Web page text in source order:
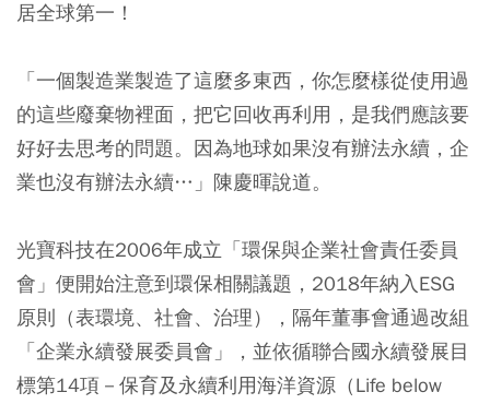
居全球第一！
「一個製造業製造了這麼多東西，你怎麼樣從使用過
的這些廢棄物裡面，把它回收再利用，是我們應該要
好好去思考的問題。因為地球如果沒有辦法永續，企
業也沒有辦法永續…」陳慶暉說道。
光寶科技在2006年成立「環保與企業社會責任委員
會」便開始注意到環保相關議題，2018年納入ESG
原則（表環境、社會、治理），隔年董事會通過改組
「企業永續發展委員會」，並依循聯合國永續發展目
標第14項－保育及永續利用海洋資源（Life below